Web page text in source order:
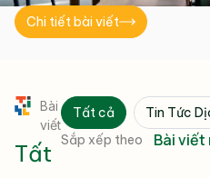
Chi tiết bài viết
Bài
viết
Tất
Tất cả Tin Tức
Sắp xếp theo